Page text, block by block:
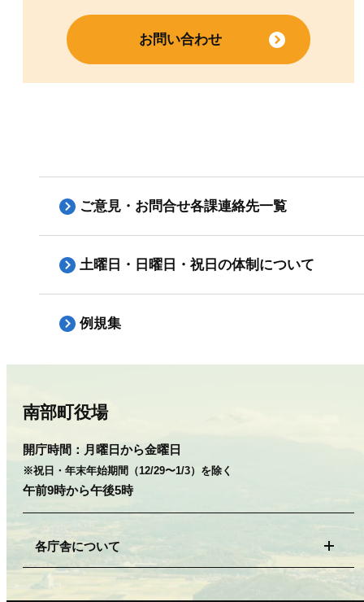
お問い合わせ
ご意見・お問合せ各課連絡先一覧
土曜日・日曜日・祝日の体制について
例規集
南部町役場
開庁時間： 月曜日から金曜日
※祝日・年末年始期間（12/29〜1/3）を除く
午前9時から午後5時
各庁舎について